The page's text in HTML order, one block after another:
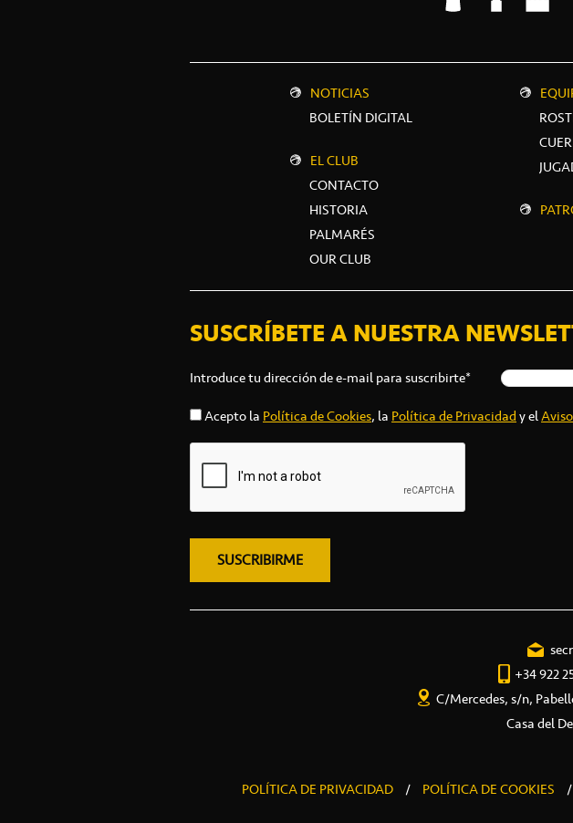
NOTICIAS
BOLETÍN DIGITAL
EL CLUB
CONTACTO
HISTORIA
PALMARÉS
OUR CLUB
SUSCRÍBETE A NUESTRA
Introduce tu dirección de e-mail para suscribirte*
Acepto la Política de Cookies, la Política de Privacidady el
+34 922
C/Mercedes, s/n,
Casa del
POLÍTICA DE PRIVACIDAD / POLÍTICA DE COOKIES /